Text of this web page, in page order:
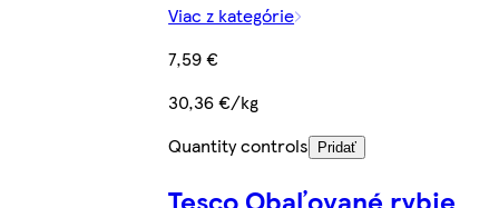
Viac z kategórie
7,59 €
30,36 €/kg
Quantity controls
Pridať
Tesco Obaľované rybie